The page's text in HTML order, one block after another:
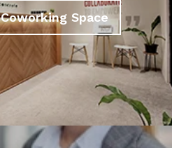
Coworking Space